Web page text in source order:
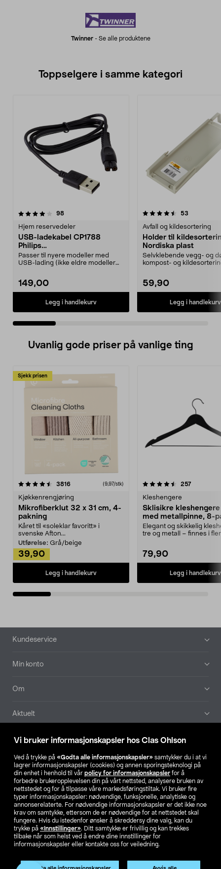
Vi bruker informasjonskapsler hos Clas Ohlson
Ved å trykke på «Godta alle informasjonskapsler» samtykker du i at vi
lagrer informasjonskapsler (cookies) og annen sporingsteknologi på
din enhet i henhold til vår policy for informasjonskapsler for å
forbedre brukeropplevelsen din på vårt nettsted, analysere bruken av
nettstedet og for å tilpasse våre markedsføringstiltak. Vi bruker fire
typer informasjonskapsler: nødvendige, funksjonelle, analytiske og
annonserelaterte. For nødvendige informasjonskapsler er det ikke noe
krav om samtykke, ettersom de er nødvendige for at nettstedet skal
fungere. Hvis du istedenfor ønsker å skreddersy dine valg, kan du
trykke på «Innstillinger». Ditt samtykke er frivillig og kan trekkes
tilbake når som helst ved å endre dine innstillinger for
informasjonskapsler eller kontakte oss for veiledning.
Produktet har utgått
Twinner- Se alle produktene
Toppselgere i samme kategori
98anmeldelser
Hjem reservedeler
USB-ladekabel CP1788
Philips
OneBlade/barbermaskiner
Passer til nyere modeller med
USB-lading (ikke eldre modeller
149,00
Legg i handlekurv
4.5 av 5 stjerner 53
Avfall og kildesortering
Holder til
Nordiska plast
Selvklebende vegg- og
kompost- og
59,90
Legg i handlekurv
4.5 av 5 stjerner
Uvanlig gode priser på vanlige ting
Sjekk prisen
3816anmeldelser(9,97/stk)
Kjøkkenrengjøring
Mikrofiberklut 32 x 31 cm, 4-
pakning
Kåret til «soleklar favoritt» i
svenske Afton...
Utførelse: Grå/beige
39,90
Legg i handlekurv
4.5av 5 stjerner 257
Kleshengere
Sklisikre
med metallpinne, 8-
Elegant og skikkelig
tre og metall – finnes i
79,90
Legg i handlekurv
4.5av 5 stjerner
Bunntekst
Kundeservice
Min konto
Om
Aktuelt
Våre selskaper
Finn din butikk
SE NO FI
Endre til priser ekskl. moms